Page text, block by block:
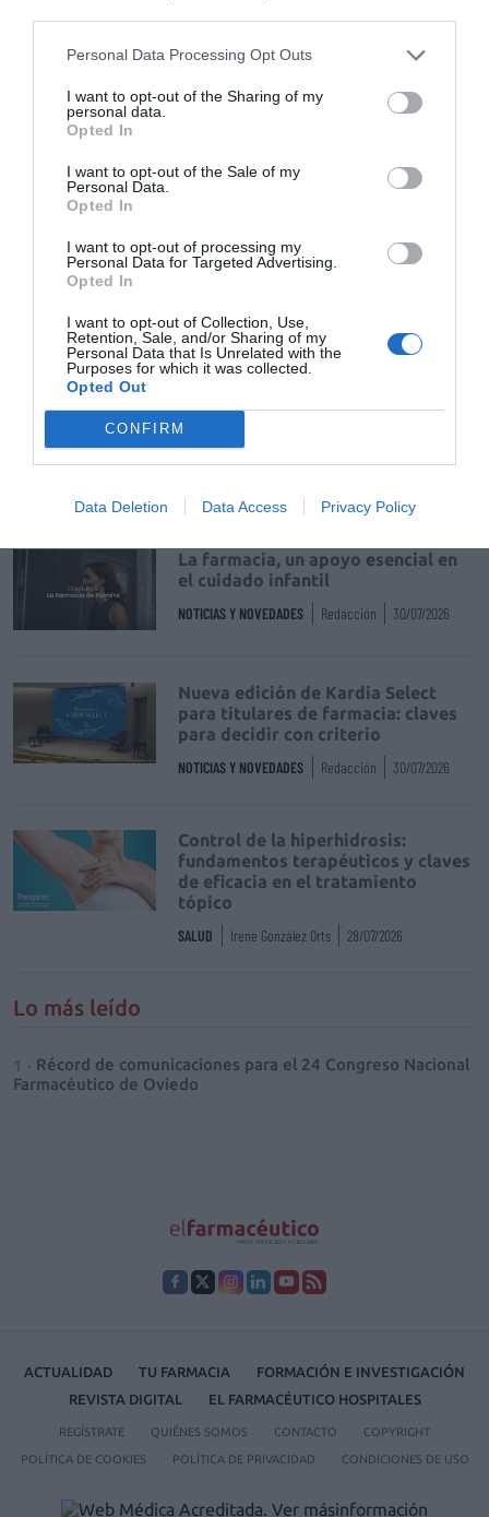
Personal Data Processing Opt Outs
I want to opt-out of the Sharing of my
personal data.
Opted In
I want to opt-out of the Sale of my
Personal Data.
Opted In
I want to opt-out of processing my
Personal Data for Targeted Advertising.
Opted In
I want to opt-out of Collection, Use,
Retention, Sale, and/or Sharing of my
Personal Data that Is Unrelated with the
Purposes for which it was collected.
Opted Out
CONFIRM
Data Deletion Data Access Privacy Policy
picaduras de insectos
Calmatopic
Destacados
La venta online de medicamentos
DIGITAL Isabel Marín Moral 28/07/2026
Récord de comunicaciones para el
24 Congreso Nacional
Farmacéutico de Oviedo
La farmacia, un apoyo esencial en
el cuidado infantil
NOTICIAS Y NOVEDADES Redacción 30/07/2026
Nueva edición de Kardia Select
para titulares de farmacia: claves
para decidir con criterio
NOTICIAS Y NOVEDADES Redacción 30/07/2026
Control de la hiperhidrosis:
fundamentos terapéuticos y claves
de eficacia en el tratamiento
tópico
SALUD Irene González Orts 28/07/2026
Lo más leído
Récord de comunicaciones para el 24 Congreso Nacional
Farmacéutico de Oviedo
ACTUALIDAD TU FARMACIA
FORMACIÓN E INVESTIGACIÓN
REVISTA DIGITAL
EL FARMACÉUTICO HOSPITALES
REGÍSTRATE QUIÉNES SOMOS CONTACTO COPYRIGHT
POLÍTICA DE COOKIES POLÍTICA DE PRIVACIDAD CONDICIONES DE USO